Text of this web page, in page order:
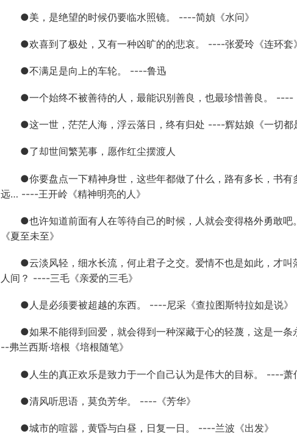
●美，是绝望的时候仍要临水照镜。 ----简媜《水问》
●欢喜到了极处，又有一种凶旷的的悲哀。 ----张爱玲《连环套》
●不满足是向上的车轮。 ----鲁迅
●一个始终不被善待的人，最能识别善良，也最珍惜善良。 ----
●这一世，茫茫人海，浮云落日，终有归处 ----辉姑娘《一切都
●了却世间繁芜事，愿作红尘摆渡人
●你要盘点一下精神身世，这些年都做了什么，路有多长，书有
远… ----王开岭《精神明亮的人》
●也许知道前面有人在等待自己的时候，人就会变得格外勇敢吧
《夏至未至》
●云淡风轻，细水长流，何止君子之交。爱情不也是如此，才叫
人间？ ----三毛《亲爱的三毛》
●人是必须要被超越的东西。 ----尼采《查拉图斯特拉如是说》
●如果不能得到回爱，就会得到一种深藏于心的轻蔑，这是一条
--弗兰西斯·培根《培根随笔》
●人生的真正欢乐是致力于一个自己认为是伟大的目标。 ----萧
●清风听思语，莫负芳华。 ----《芳华》
●城市的喧嚣，黄昏与白昼，日复一日。 ----兰波《出发》